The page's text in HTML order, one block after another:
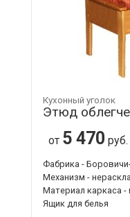
Кухонный уголок
Этюд
от 5 470 руб.
Фабрика -
Механизм -
Материал каркаса
Ящик для белья